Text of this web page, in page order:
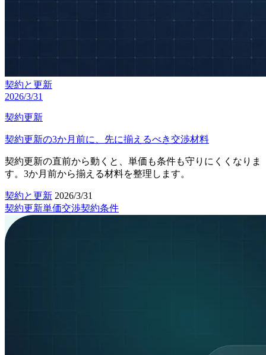
契約と更新
2026/3/31
契約更新
契約更新の3か月前に、先に揃えるべき交渉材料
契約更新の直前から動くと、単価も条件も守りにくくなりま
す。3か月前から揃える材料を整理します。
契約と更新 2026/3/31
契約更新単価交渉契約条件